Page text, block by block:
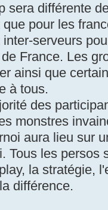
sera différente
que pour les
inter-serveurs
France. Les
ainsi que
à tous.
des
monstres
aura lieu sur
Tous les persos
la stratégie,
différence.